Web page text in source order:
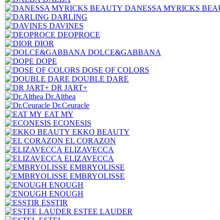
DANESSA MYRICKS
DARLING
DAVINES
DEOPROCE
DIOR
DOLCE&GABBANA
DOPE
DOSE OF COLORS
DOUBLE DARE
DR JART+
Dr.Althea
Dr.Ceuracle
EAT MY
ECONESIS
EKKO BEAUTY
EL CORAZON
ELIZAVECCA
ELIZAVECCA
EMBRYOLISSE
EMBRYOLISSE
ENOUGH
ENOUGH
ESSTIR
ESTEE LAUDER